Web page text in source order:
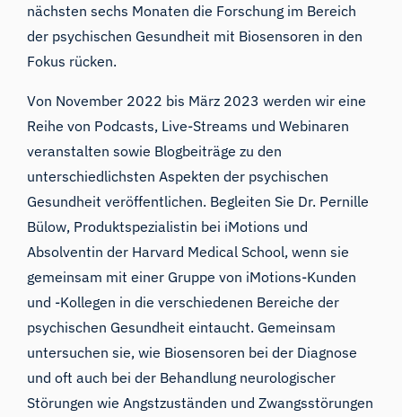
nächsten sechs Monaten die Forschung im Bereich
der psychischen Gesundheit mit Biosensoren in den
Fokus rücken.
Von November 2022 bis März 2023 werden wir eine
Reihe von Podcasts, Live-Streams und Webinaren
veranstalten sowie Blogbeiträge zu den
unterschiedlichsten Aspekten der psychischen
Gesundheit veröffentlichen. Begleiten Sie Dr. Pernille
Bülow, Produktspezialistin bei iMotions und
Absolventin der Harvard Medical School, wenn sie
gemeinsam mit einer Gruppe von iMotions-Kunden
und -Kollegen in die verschiedenen Bereiche der
psychischen Gesundheit eintaucht. Gemeinsam
untersuchen sie, wie Biosensoren bei der Diagnose
und oft auch bei der Behandlung neurologischer
Störungen wie Angstzuständen und Zwangsstörungen